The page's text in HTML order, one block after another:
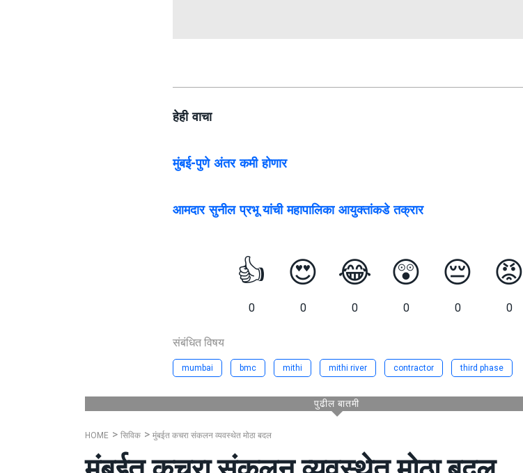
हेही वाचा
मुंबई-पुणे अंतर कमी होणार
आमदार सुनील प्रभू यांची महापालिका आयुक्तांकडे तक्रार
👍
0
😍
0
😂
0
😲
0
😔
0
😡
0
संबंधित विषय
mumbai bmc mithi mithi river contractor third phase
पुढील बातमी
HOME सिविक मुंबईत कचरा संकलन व्यवस्थेत मोठा बदल